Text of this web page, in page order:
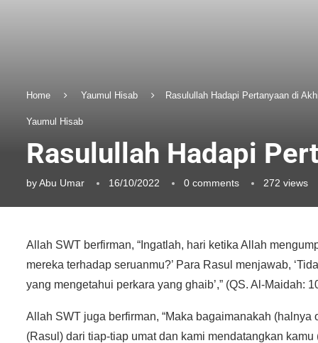
Home Yaumul Hisab Rasulullah Hadapi Pertanyaan di
Yaumul Hisab
Rasulullah Hadapi
byAbu Umar 16/10/2022 0 comments 272 views
Allah SWT berfirman, “Ingatlah, hari ketika Allah
mereka terhadap seruanmu?’ Para Rasul menjawab,
yang mengetahui perkara yang ghaib’,” (QS. Al-Maidah:
Allah SWT juga berfirman, “Maka bagaimanakah
(Rasul) dari tiap-tiap umat dan kami mendatangkan